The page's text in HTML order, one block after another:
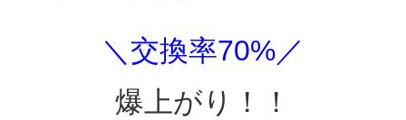
＼交換率70%／
爆上がり！！